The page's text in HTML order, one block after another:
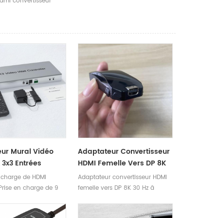
Mural Vidéo
3x3 Entrées
Vidéo HDMI
de HDMI
en charge de 9
modes d'épissage,
Adaptateur Convertisseur
HDMI Femelle Vers DP 8K
30 Hz
Adaptateur convertisseur HDMI
femelle vers DP 8K 30 Hz â
produit Convertisseur HDMI vers